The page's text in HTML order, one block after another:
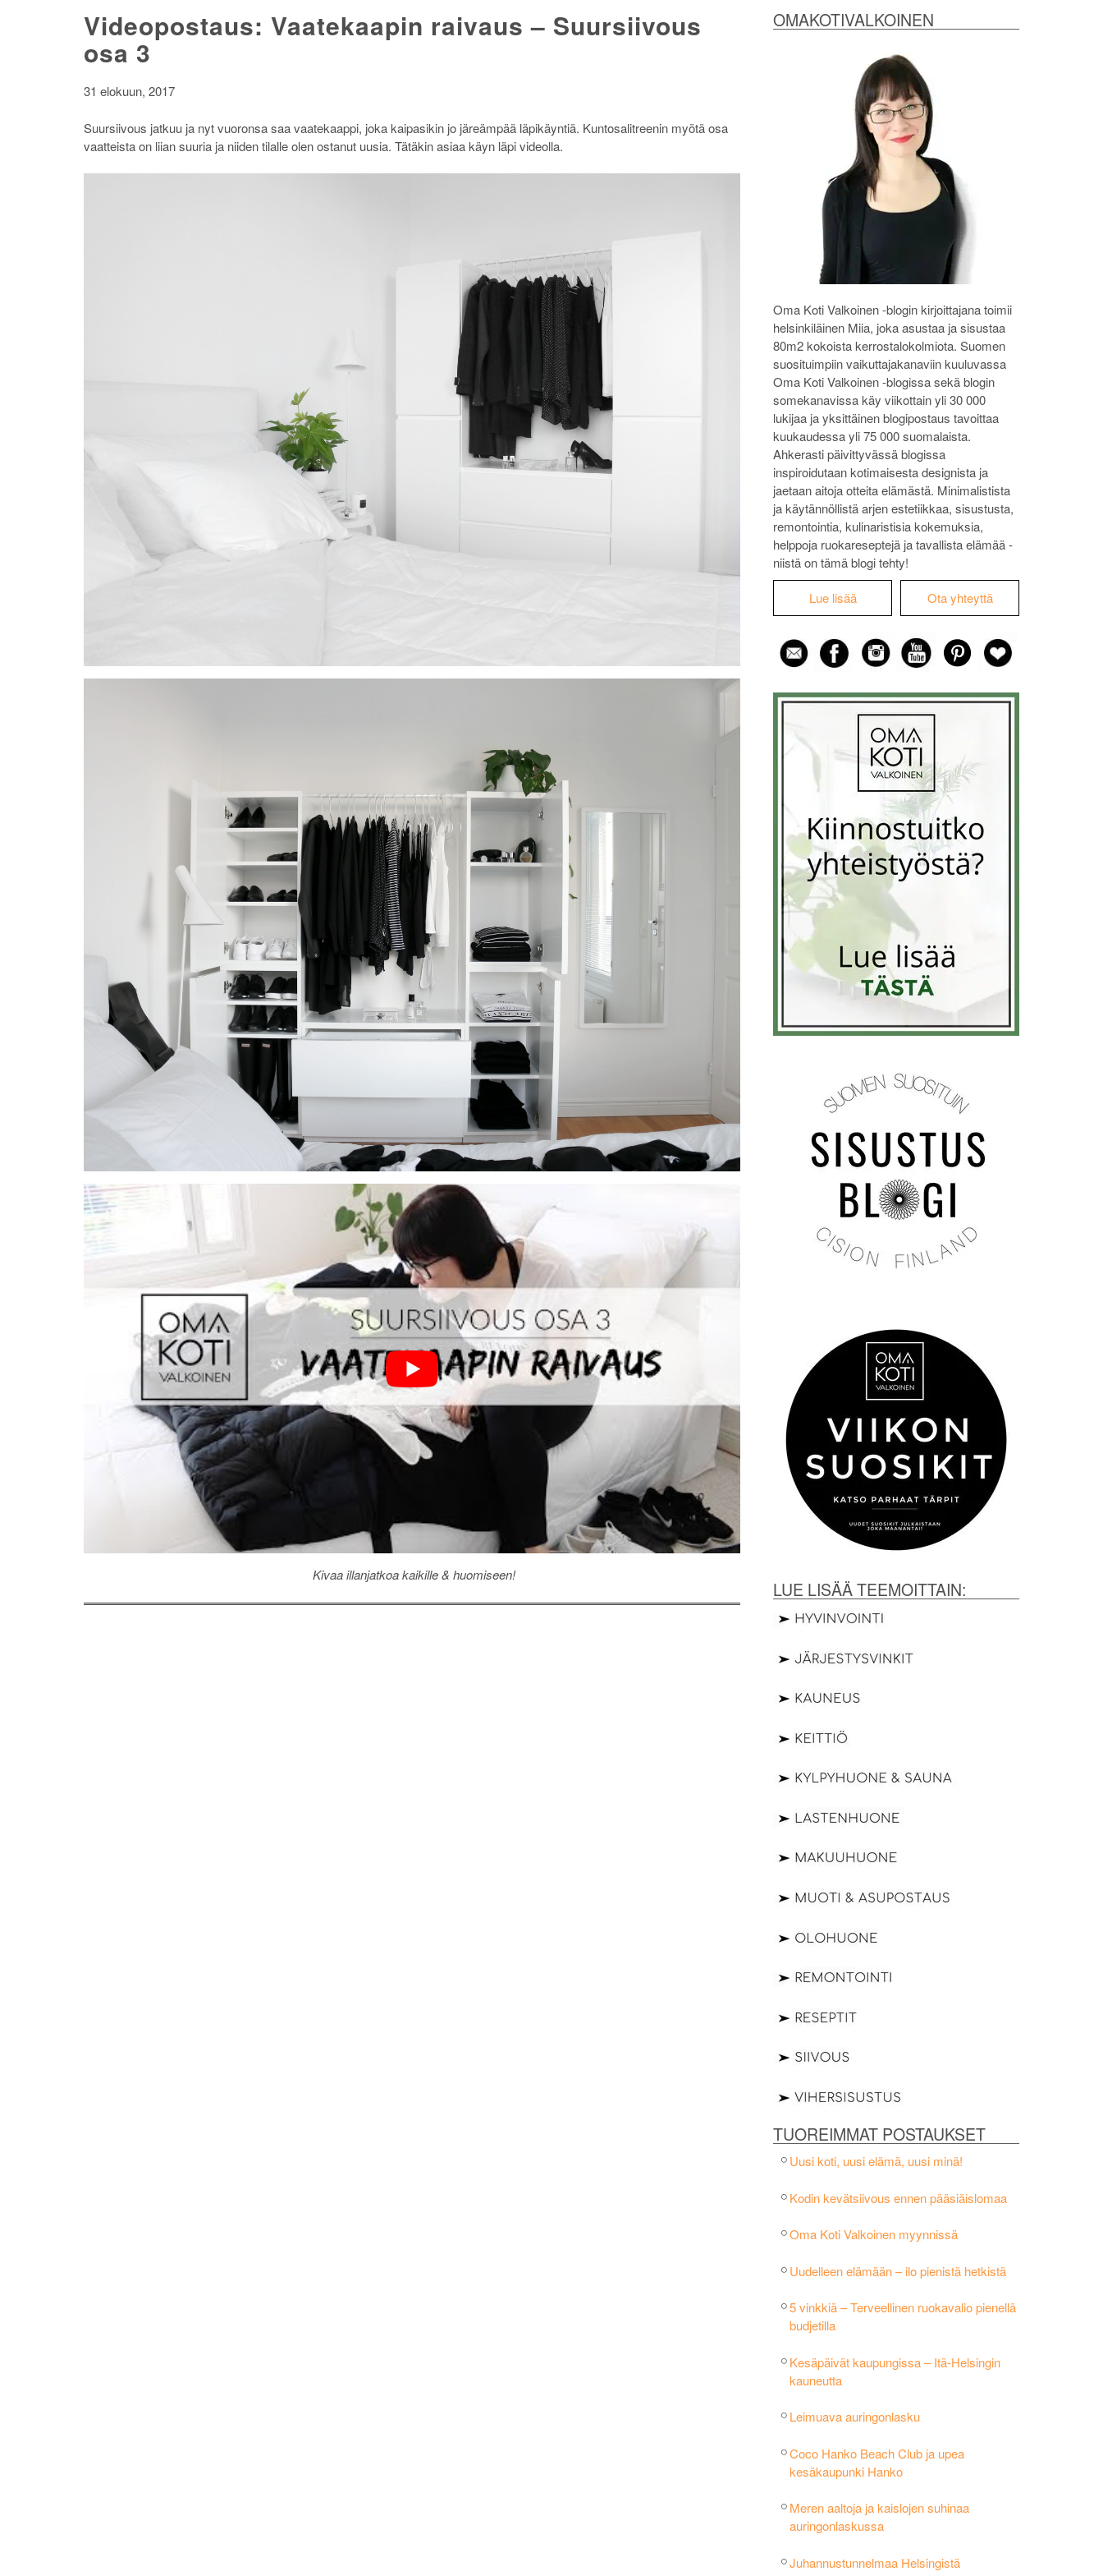
OMAKOTIVALKOINEN
Oma Koti Valkoinen -blogin kirjoittajana toimii
helsinkiläinen Miia, joka asustaa ja sisustaa
80m2 kokoista kerrostalokolmiota. Suomen
suosituimpiin vaikuttajakanaviin kuuluvassa
Oma Koti Valkoinen -blogissa sekä blogin
somekanavissa käy viikottain yli 30 000
lukijaa ja yksittäinen blogipostaus tavoittaa
kuukaudessa yli 75 000 suomalaista.
Ahkerasti päivittyvässä blogissa
inspiroidutaan kotimaisesta designista ja
jaetaan aitoja otteita elämästä. Minimalistista
ja käytännöllistä arjen estetiikkaa, sisustusta,
remontointia, kulinaristisia kokemuksia,
helppoja ruokareseptejä ja tavallista elämää -
niistä on tämä blogi tehty!
Lue lisää Ota yhteyttä
LUE LISÄÄ TEEMOITTAIN:
TUOREIMMAT POSTAUKSET
Uusi koti, uusi elämä, uusi minä!
Kodin kevätsiivous ennen pääsiäislomaa
Oma Koti Valkoinen myynnissä
Uudelleen elämään – ilo pienistä hetkistä
5 vinkkiä – Terveellinen ruokavalio pienellä
budjetilla
Kesäpäivät kaupungissa – Itä-Helsingin
kauneutta
Leimuava auringonlasku
Coco Hanko Beach Club ja upea
kesäkaupunki Hanko
Meren aaltoja ja kaislojen suhinaa
auringonlaskussa
Juhannustunnelmaa Helsingistä
Videopostaus: Vaatekaapin raivaus – Suursiivous
osa 3
31 elokuun, 2017
Suursiivous jatkuu ja nyt vuoronsa saa vaatekaappi, joka kaipasikin jo järeämpää läpikäyntiä. Kuntosalitreenin myötä osa
vaatteista on liian suuria ja niiden tilalle olen ostanut uusia. Tätäkin asiaa käyn läpi videolla.
Kivaa illanjatkoa kaikille & huomiseen!